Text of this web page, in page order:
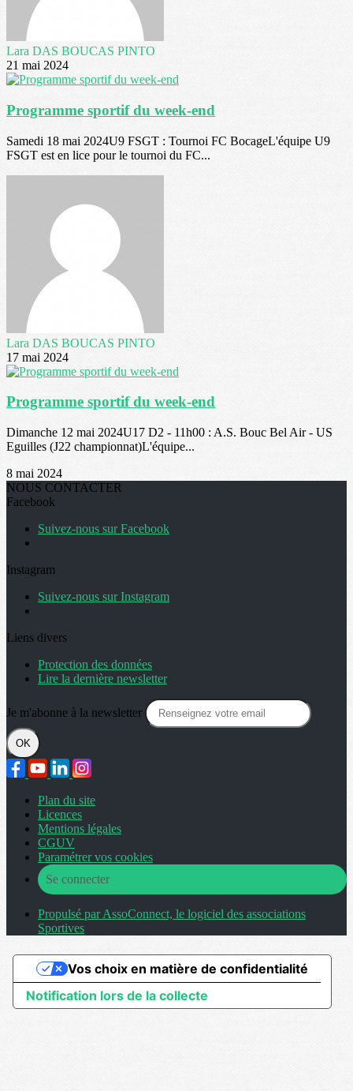
Lara DAS BOUCAS PINTO
21 mai 2024
Programme sportif du week-end
Samedi 18 mai 2024U9 FSGT : Tournoi FC BocageL'équipe U9
FSGT est en lice pour le tournoi du FC...
Lara DAS BOUCAS PINTO
17 mai 2024
Programme sportif du week-end
Dimanche 12 mai 2024U17 D2 - 11h00 : A.S. Bouc Bel Air - US
Eguilles (J22 championnat)L'équipe...
8 mai 2024
NOUS CONTACTER
Facebook
Suivez-nous sur Facebook
Instagram
Suivez-nous sur Instagram
Liens divers
Protection des données
Lire la dernière newsletter
Je m'abonne à la newsletter
OK
Plan du site
Licences
Mentions légales
CGUV
Paramétrer vos cookies
Se connecter
Propulsé par AssoConnect, le logiciel des associations
Sportives
Notification lors de la collecte
Vos choix en matière de confidentialité